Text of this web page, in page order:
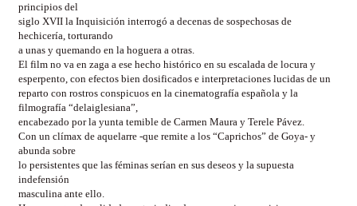
principios del
siglo XVII la Inquisición interrogó a decenas de sospechosas de
hechicería, torturando
a unas y quemando en la hoguera a otras.
El film no va en zaga a ese hecho histórico en su escalada de locura y
esperpento, con efectos bien dosificados e interpretaciones lucidas de un
reparto con rostros conspicuos en la cinematografía española y la
filmografía “delaiglesiana”,
encabezado por la yunta temible de Carmen Maura y Terele Pávez.
Con un clímax de aquelarre -que remite a los “Caprichos” de Goya- y
abunda sobre
lo persistentes que las féminas serían en sus deseos y la supuesta
indefensión
masculina ante ello.